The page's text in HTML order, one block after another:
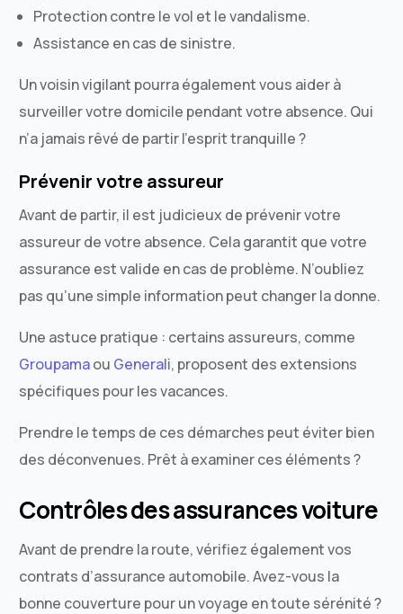
Protection contre le vol et le vandalisme.
Assistance en cas de sinistre.
Un voisin vigilant pourra également vous aider à
surveiller votre domicile pendant votre absence. Qui
n’a jamais rêvé de partir l’esprit tranquille ?
Prévenir votre assureur
Avant de partir, il est judicieux de prévenir votre
assureur de votre absence. Cela garantit que votre
assurance est valide en cas de problème. N’oubliez
pas qu’une simple information peut changer la donne.
Une astuce pratique : certains assureurs, comme
Groupamaou Generali, proposent des extensions
spécifiques pour les vacances.
Prendre le temps de ces démarches peut éviter bien
des déconvenues. Prêt à examiner ces éléments ?
Contrôles des assurances voiture
Avant de prendre la route, vérifiez également vos
contrats d’assurance automobile. Avez-vous la
bonne couverture pour un voyage en toute sérénité ?